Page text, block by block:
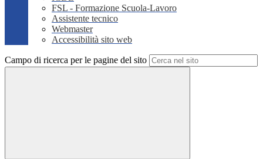
FSL - Formazione Scuola-Lavoro
Assistente tecnico
Webmaster
Accessibilità sito web
Campo di ricerca per le pagine del sito